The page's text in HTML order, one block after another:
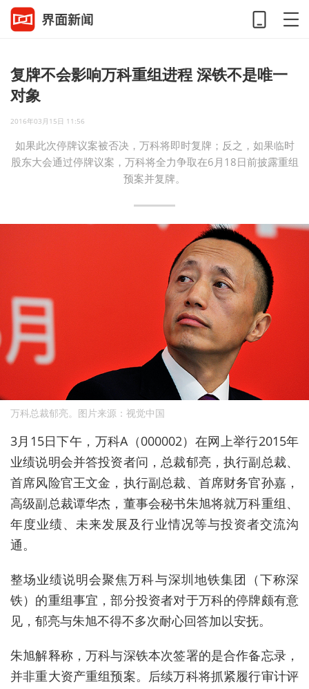
复牌不会影响万科重组进程 深铁不是唯一
对象
2016年03月15日 11:56
如果此次停牌议案被否决，万科将即时复牌；反之，如果临时
股东大会通过停牌议案，万科将全力争取在6月18日前披露重组
预案并复牌。
万科总裁郁亮。图片来源：视觉中国
3月15日下午，万科A（000002）在网上举行2015年
业绩说明会并答投资者问，总裁郁亮，执行副总裁、
首席风险官王文金，执行副总裁、首席财务官孙嘉，
高级副总裁谭华杰，董事会秘书朱旭将就万科重组、
年度业绩、未来发展及行业情况等与投资者交流沟
通。
整场业绩说明会聚焦万科与深圳地铁集团（下称深
铁）的重组事宜，部分投资者对于万科的停牌颇有意
见，郁亮与朱旭不得不多次耐心回答加以安抚。
朱旭解释称，万科与深铁本次签署的是合作备忘录，
并非重大资产重组预案。后续万科将抓紧履行审计评